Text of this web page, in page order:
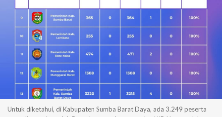
Untuk diketahui, di Kabupaten Sumba Barat Daya, ada 3.249 peserta